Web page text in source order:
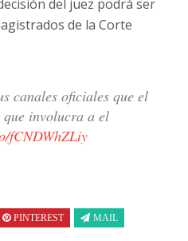
del juez podrá ser
de la Corte
canales oficiales que el
involucra a el
fCNDWhZLiy
PINTEREST MAIL